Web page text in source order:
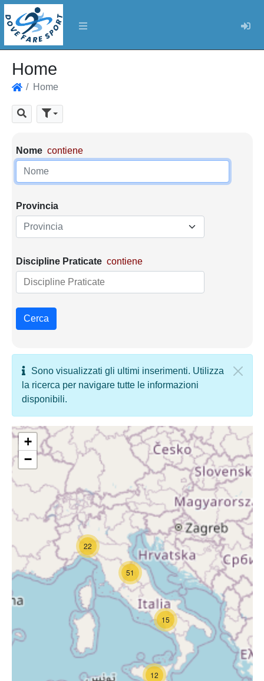
Home
Home
CercaParametri di ricerca
Nome contiene
Provincia
Provincia
Discipline Praticate contiene
Cerca
Sono visualizzati gli ultimi inserimenti. Utilizza
la ricerca per navigare tutte le informazioni
disponibili.
15
12
22
51
+
−